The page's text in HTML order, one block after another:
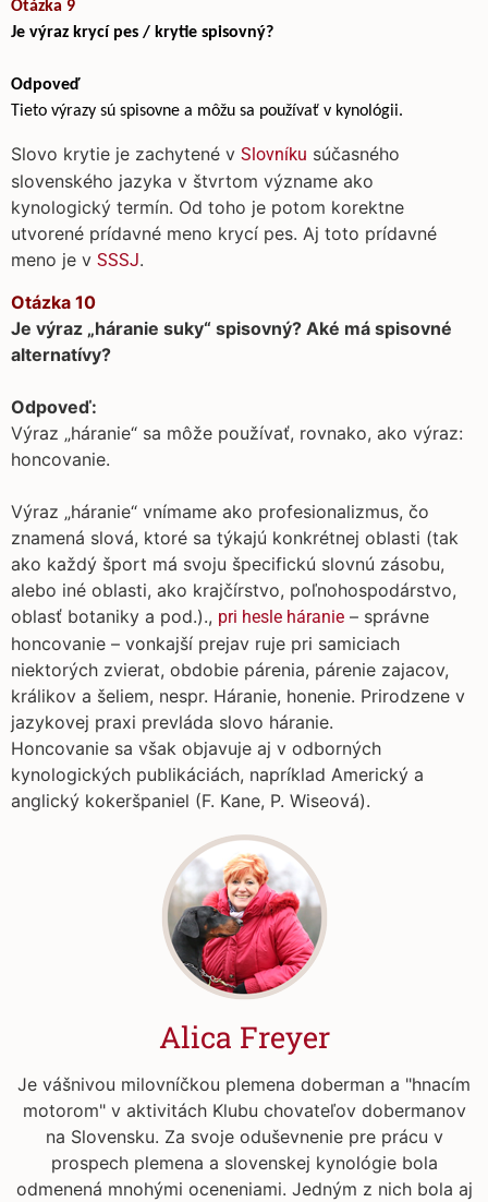
Otázka 9
Je výraz krycí pes / krytie spisovný?
Odpoveď
Tieto výrazy sú spisovne a môžu sa používať v kynológii.
Slovo krytie je zachytené v Slovníku súčasného
slovenského jazyka v štvrtom význame ako
kynologický termín. Od toho je potom korektne
utvorené prídavné meno krycí pes. Aj toto prídavné
meno je v SSSJ.
Otázka 10
Je výraz „háranie suky“ spisovný? Aké má spisovné
alternatívy?
Odpoveď:
Výraz „háranie“ sa môže používať, rovnako, ako výraz:
honcovanie.
Výraz „háranie“ vnímame ako profesionalizmus, čo
znamená slová, ktoré sa týkajú konkrétnej oblasti (tak
ako každý šport má svoju špecifickú slovnú zásobu,
alebo iné oblasti, ako krajčírstvo, poľnohospodárstvo,
oblasť botaniky a pod.)., pri hesle háranie – správne
honcovanie – vonkajší prejav ruje pri samiciach
niektorých zvierat, obdobie párenia, párenie zajacov,
králikov a šeliem, nespr. Háranie, honenie. Prirodzene v
jazykovej praxi prevláda slovo háranie.
Honcovanie sa však objavuje aj v odborných
kynologických publikáciách, napríklad Americký a
anglický kokeršpaniel (F. Kane, P. Wiseová).
Alica Freyer
Je vášnivou milovníčkou plemena doberman a "hnacím
motorom" v aktivitách Klubu chovateľov dobermanov
na Slovensku. Za svoje oduševnenie pre prácu v
prospech plemena a slovenskej kynológie bola
odmenená mnohými oceneniami. Jedným z nich bola aj